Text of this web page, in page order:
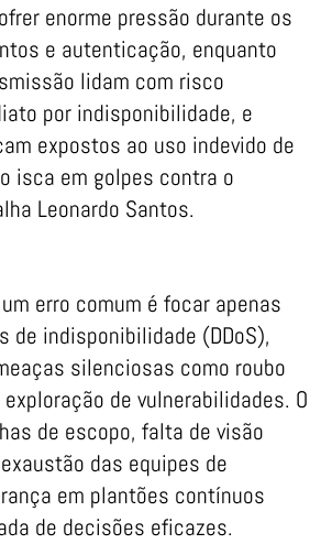
enorme pressão durante os
e autenticação, enquanto
lidam com risco
por indisponibilidade, e
expostos ao uso indevido de
isca em golpes contra o
Leonardo Santos.
erro comum é focar apenas
de indisponibilidade (DDoS),
silenciosas como roubo
de vulnerabilidades. O
de escopo, falta de visão
das equipes de
em plantões contínuos
de decisões eficazes.